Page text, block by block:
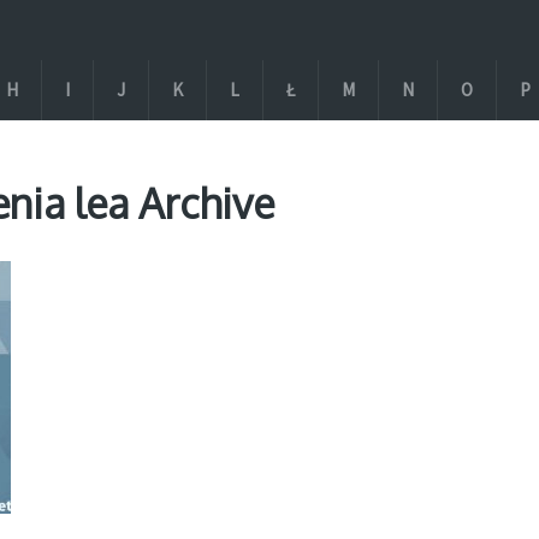
H I J K L Ł M N O P
lea Archive